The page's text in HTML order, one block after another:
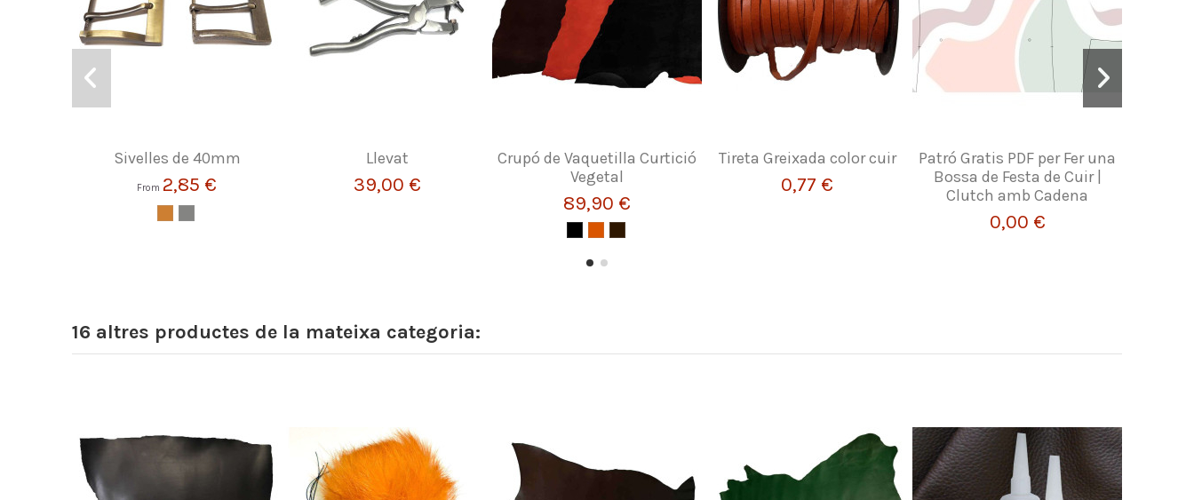
Sivelles de 40mm
From 2,85 €
Llevat
39,00 €
Crupó de Vaquetilla Curtició
Vegetal
89,90 €
Tireta Greixada color cuir
0,77 €
Patró Gratis PDF per Fer una
Bossa de Festa de Cuir |
Clutch amb Cadena
0,00 €
16 altres productes de la mateixa categoria: